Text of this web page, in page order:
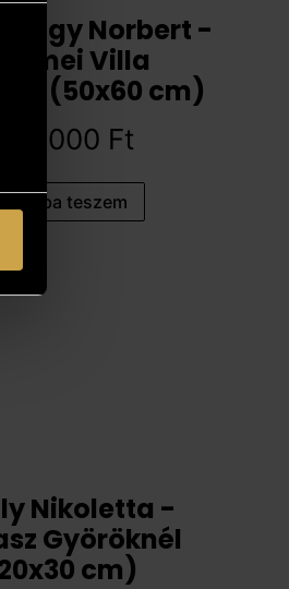
Nagy Norbert -
fiumei Villa
(50x60 cm)
000 Ft
Kosárba teszem
Nikoletta -
Györöknél
cm)